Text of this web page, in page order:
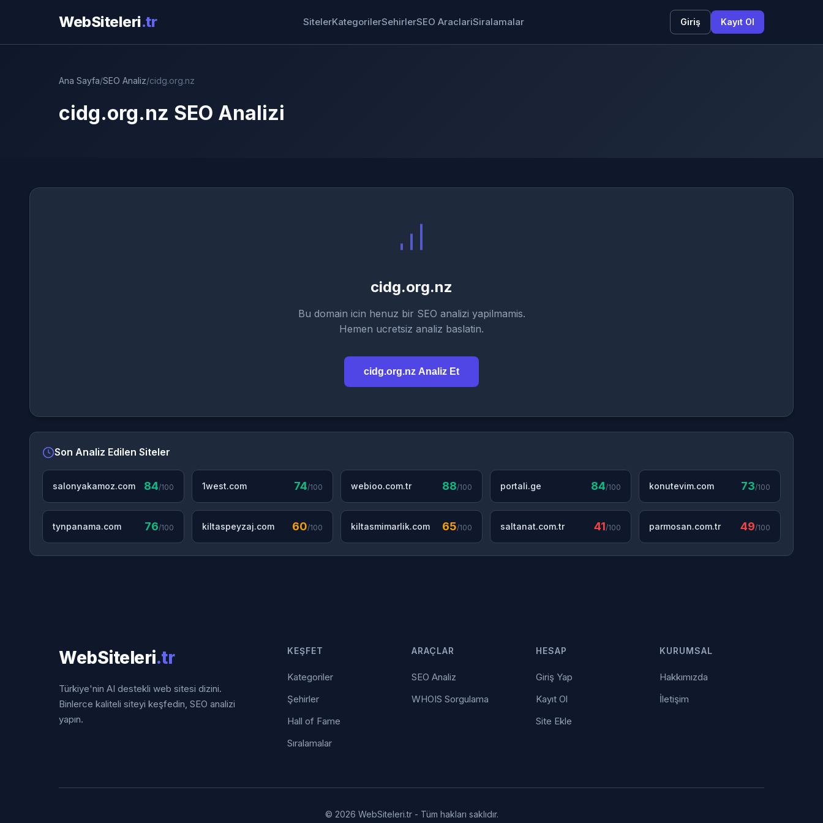
WebSiteleri.tr SitelerKategorilerSehirlerSEO AraclariSiralamalar Giriş Kayıt Ol
Ana Sayfa/SEO Analiz/cidg.org.nz
cidg.org.nz SEO Analizi
cidg.org.nz
Bu domain icin henuz bir SEO analizi yapilmamis.
Hemen ucretsiz analiz baslatin.
cidg.org.nz Analiz Et
Son Analiz Edilen Siteler
salonyakamoz.com 84/100 1west.com 74/100 webioo.com.tr 88/100 portali.ge 84/100 konutevim.com 73/100
tynpanama.com 76/100 kiltaspeyzaj.com 60/100 kiltasmimarlik.com 65/100 saltanat.com.tr 41/100 parmosan.com.tr 49/100
WebSiteleri.tr
Türkiye'nin AI destekli web sitesi dizini.
Binlerce kaliteli siteyi keşfedin, SEO analizi
yapın.
KEŞFET
Kategoriler
Şehirler
Hall of Fame
Sıralamalar
ARAÇLAR
SEO Analiz
WHOIS Sorgulama
HESAP
Giriş Yap
Kayıt Ol
Site Ekle
KURUMSAL
Hakkımızda
İletişim
© 2026 WebSiteleri.tr - Tüm hakları saklıdır.